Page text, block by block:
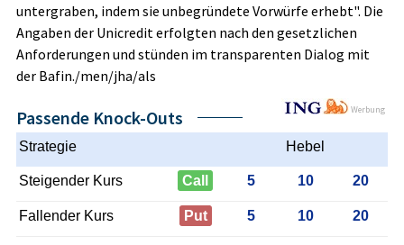
untergraben, indem sie unbegründete Vorwürfe erhebt". Die
Angaben der Unicredit erfolgten nach den gesetzlichen
Anforderungen und stünden im transparenten Dialog mit
der Bafin./men/jha/als
Werbung
Passende Knock-Outs
Strategie Hebel
Steigender Kurs Call 5 10 20
Fallender Kurs Put 5 10 20